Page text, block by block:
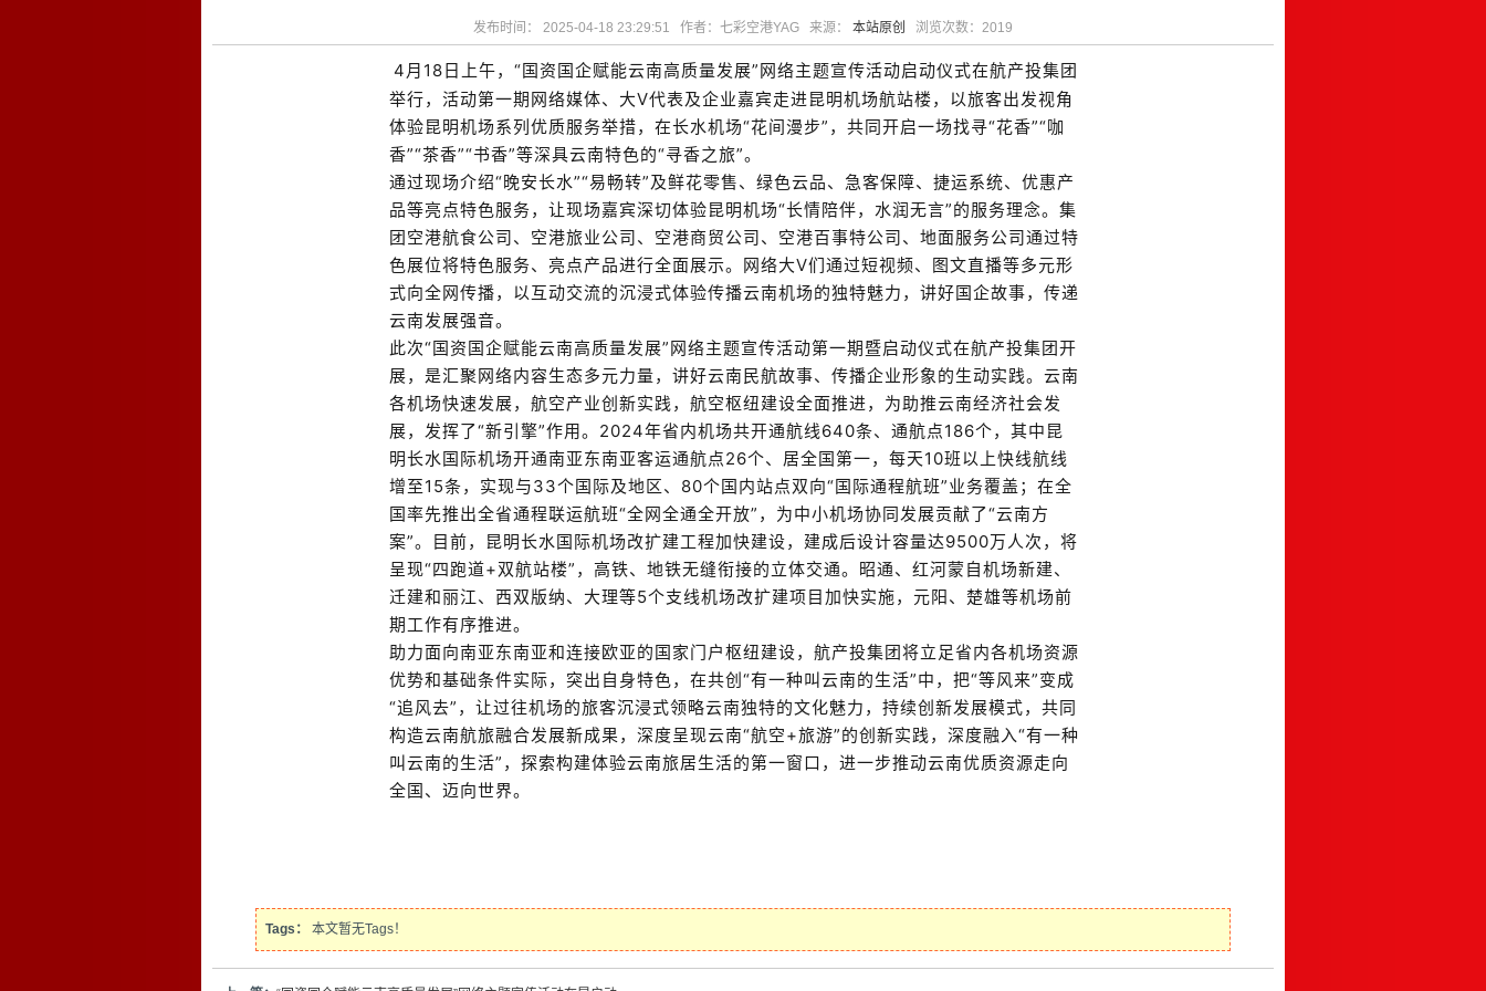
发布时间： 2025-04-18 23:29:51 作者：七彩空港YAG 来源： 本站原创 浏览次数： 2019
4月 18日上午，“国资国企赋能云南高质量发展”网络主题宣传活动启动仪式在航产投集团
举行，活动第一期网络媒体、大V代表及企业嘉宾走进昆明机场航站楼，以旅客出发视角
体验昆明机场系列优质服务举措，在长水机场“花间漫步”，共同开启一场找寻“花香”“咖
香”“茶香”“书香”等深具云南特色的“寻香之旅”。
通过现场介绍“晚安长水”“易畅转”及鲜花零售、绿色云品、急客保障、捷运系统、优惠产
品等亮点特色服务，让现场嘉宾深切体验昆明机场“长情陪伴，水润无言”的服务理念。集
团空港航食公司、空港旅业公司、空港商贸公司、空港百事特公司、地面服务公司通过特
色展位将特色服务、亮点产品进行全面展示。网络大V们通过短视频、图文直播等多元形
式向全网传播，以互动交流的沉浸式体验传播云南机场的独特魅力，讲好国企故事，传递
云南发展强音。
此次“国资国企赋能云南高质量发展”网络主题宣传活动第一期暨启动仪式在航产投集团开
展，是汇聚网络内容生态多元力量，讲好云南民航故事、传播企业形象的生动实践。云南
各机场快速发展，航空产业创新实践， 航空枢纽建设全面推进， 为助推云南经济社会发
展，发挥了“新引擎”作用。 2024年省内机场共开通航线640条、通航点186个，其中昆
明长水国际机场开通南亚东南亚客运通航点26个、居全国第一，每天10班以上快线航线
增至15条，实现与33个国际及地区、 80个国内站点双向“国际通程航班”业务覆盖；在全
国率先推出全省通程联运航班“全网全通全开放”，为中小机场协同发展贡献了“云南方
案”。目前，昆明长水国际机场改扩建工程加快建设，建成后设计容量达9500万人次，将
呈现“四跑道+双航站楼”，高铁、地铁无缝衔接的立体交通。昭通、红河蒙自机场新建、
迁建和丽江、西双版纳、大理等5个支线机场改扩建项目加快实施，元阳、楚雄等机场前
期工作有序推进。
助力面向南亚东南亚和连接欧亚的国家门户枢纽建设，航产投集团将立足省内各机场资源
优势和基础条件实际，突出自身特色，在共创“有一种叫云南的生活”中，把“等风来”变成
“追风去”，让过往机场的旅客沉浸式领略云南独特的文化魅力，持续创新发展模式，共同
构造云南航旅融合发展新成果，深度呈现云南“航空+旅游”的创新实践，深度融入“有一种
叫云南的生活” ，探索构建体验云南旅居生活的第一窗口，进一步推动云南优质资源走向
全国、迈向世界。
Tags： 本文暂无Tags！